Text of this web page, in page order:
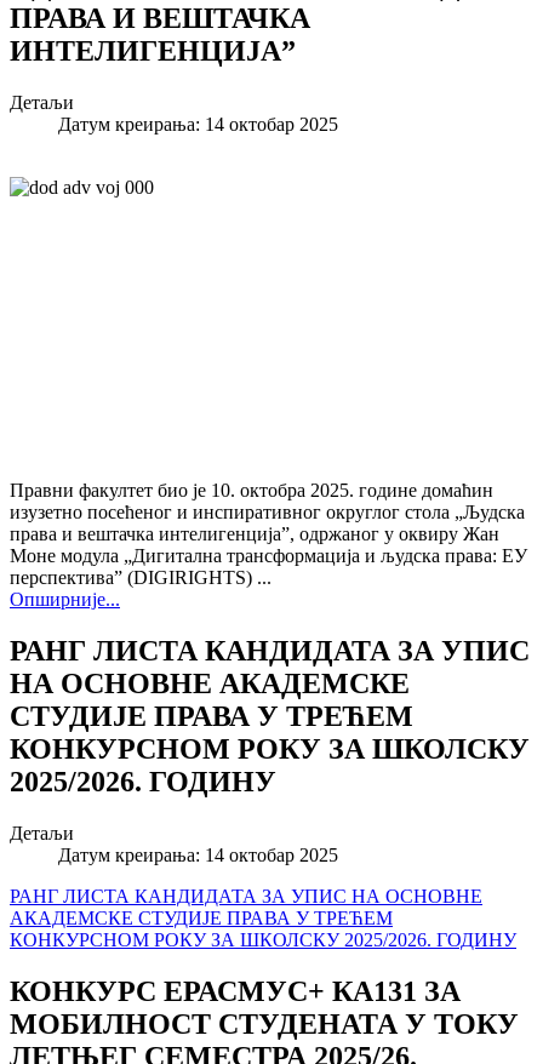
ПРАВА И ВЕШТАЧКА
ИНТЕЛИГЕНЦИЈА”
Детаљи
Датум креирања: 14 октобар 2025
Правни факултет био је 10. октобра 2025. године домаћин
изузетно посећеног и инспиративног округлог стола „Људска
права и вештачка интелигенција”, одржаног у оквиру Жан
Моне модула „Дигитална трансформација и људска права: ЕУ
перспектива” (DIGIRIGHTS) ...
Опширније...
РАНГ ЛИСТА КАНДИДАТА ЗА УПИС
НА ОСНОВНЕ АКАДЕМСКЕ
СТУДИЈЕ ПРАВА У ТРЕЋЕМ
КОНКУРСНОМ РОКУ ЗА ШКОЛСКУ
2025/2026. ГОДИНУ
Детаљи
Датум креирања: 14 октобар 2025
РАНГ ЛИСТА КАНДИДАТА ЗА УПИС НА ОСНОВНЕ
АКАДЕМСКЕ СТУДИЈЕ ПРАВА У ТРЕЋЕМ
КОНКУРСНОМ РОКУ ЗА ШКОЛСКУ 2025/2026. ГОДИНУ
КОНКУРС ЕРАСМУС+ КА131 ЗА
МОБИЛНОСТ СТУДЕНАТА У ТОКУ
ЛЕТЊЕГ СЕМЕСТРА 2025/26.